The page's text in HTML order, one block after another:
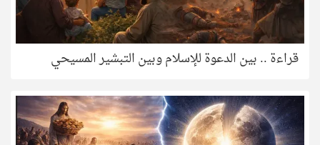
قراءة .. بين الدعوة للإسلام وبين التبشير المسيحي